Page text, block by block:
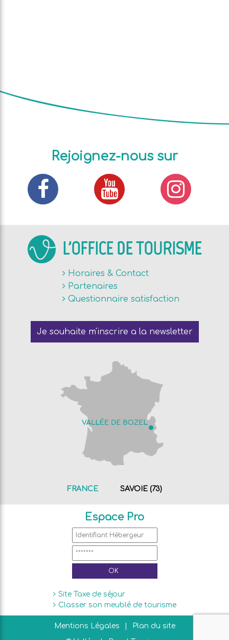
Rejoignez-nous sur
L'OFFICE DE TOURISME
Horaires & Contact
Partenaires
Questionnaire satisfaction
Je souhaite m'inscrire a la newsletter
FRANCE SAVOIE (73)
Espace Pro
Site Taxe de séjour
Classer son meublé de tourisme
Mentions Légales Plan du site